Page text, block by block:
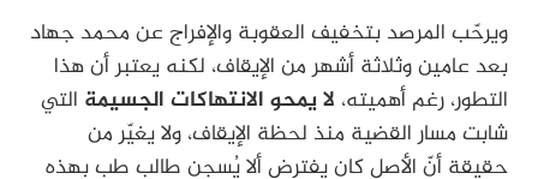
ويرحّب المرصد بتخفيف العقوبة والإفراج عن محمد جهاد
بعد عامين وثلاثة أشهر من الإيقاف، لكنه يعتبر أن هذا
التطور، رغم أهميته، لا يمحو الانتهاكات الجسيمة التي
شابت مسار القضية منذ لحظة الإيقاف، ولا يغيّر من
حقيقة أنّ الأصل كان يفترض ألا يُسجن طالب طب بهذه